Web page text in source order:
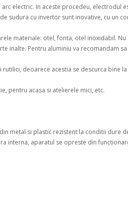
electric. In aceste procedeu,
sudura cu invertor sunt inovative, cu un
materiale: otel, fonta, otel inoxidabil.
inalte. Pentru aluminiu va recomandam
deoarece acestia se descurca
pentru acasa si atelierele mici, etc.
metal si plastic rezistent la conditii
interna, aparatul se opreste din